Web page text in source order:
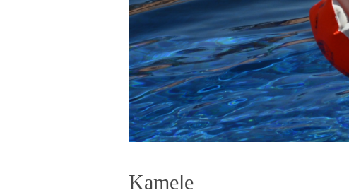
Kamele